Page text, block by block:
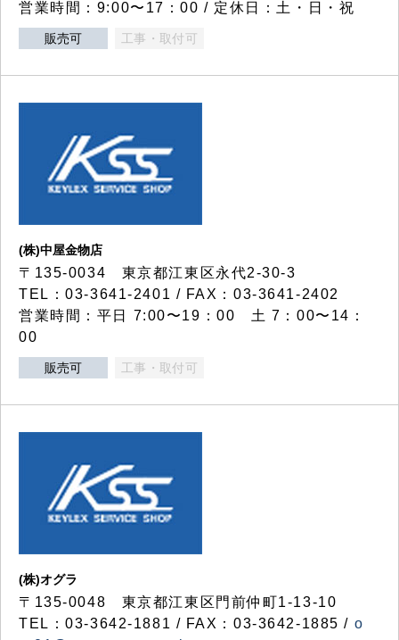
営業時間：9:00〜17：00 / 定休日：土・日・祝
販売可 工事・取付可
(株)中屋金物店
〒135-0034 東京都江東区永代2-30-3
TEL：03-3641-2401 / FAX：03-3641-2402
営業時間：平日 7:00〜19：00 土 7：00〜14：
00
販売可 工事・取付可
(株)オグラ
〒135-0048 東京都江東区門前仲町1-13-10
TEL：03-3642-1881 / FAX：03-3642-1885 / o